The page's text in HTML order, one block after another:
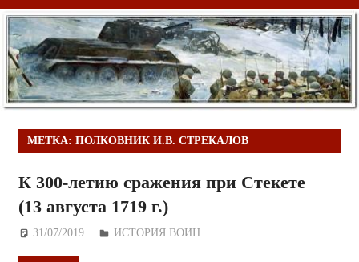
МЕТКА: ПОЛКОВНИК И.В. СТРЕКАЛОВ
К 300-летию сражения при Стекете
(13 августа 1719 г.)
31/07/2019 Дежурный по Редакции
ИСТОРИЯ ВОИН